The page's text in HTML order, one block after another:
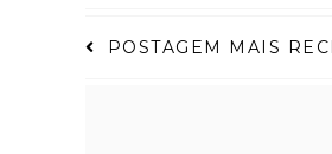
POSTAGEM MAIS